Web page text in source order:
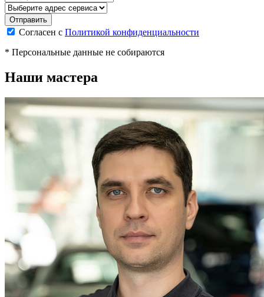
Согласен с Политикой конфиденциальности
* Персональные данные не собираются
Наши мастера